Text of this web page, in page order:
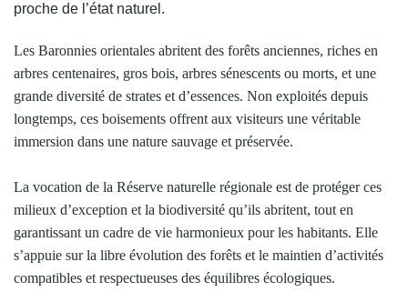
proche de l’état naturel.
Les Baronnies orientales abritent des forêts anciennes, riches en
arbres centenaires, gros bois, arbres sénescents ou morts, et une
grande diversité de strates et d’essences. Non exploités depuis
longtemps, ces boisements offrent aux visiteurs une véritable
immersion dans une nature sauvage et préservée.
La vocation de la Réserve naturelle régionale est de protéger ces
milieux d’exception et la biodiversité qu’ils abritent, tout en
garantissant un cadre de vie harmonieux pour les habitants. Elle
s’appuie sur la libre évolution des forêts et le maintien d’activités
compatibles et respectueuses des équilibres écologiques.